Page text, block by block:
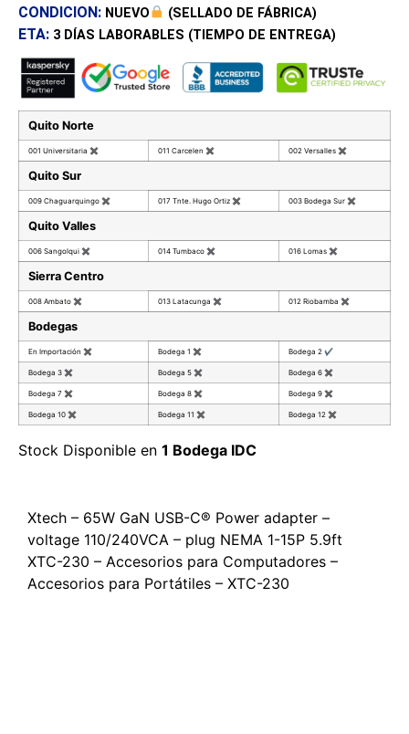
CONDICION: NUEVO (SELLADO DE FÁBRICA)
ETA: 3 DÍAS LABORABLES (TIEMPO DE ENTREGA)
Quito Norte
001 Universitaria ✖ 011 Carcelen ✖ 002 Versalles ✖
Quito Sur
009 Chaguarquingo ✖ 017 Tnte. Hugo Ortiz ✖ 003 Bodega Sur ✖
Quito Valles
006 Sangolqui ✖ 014 Tumbaco ✖ 016 Lomas ✖
Sierra Centro
008 Ambato ✖ 013 Latacunga ✖ 012 Riobamba ✖
Bodegas
En Importación ✖ Bodega 1 ✖ Bodega 2 ✔
Bodega 3 ✖ Bodega 5 ✖ Bodega 6 ✖
Bodega 7 ✖ Bodega 8 ✖ Bodega 9 ✖
Bodega 10 ✖ Bodega 11 ✖ Bodega 12 ✖
Stock Disponible en 1 Bodega IDC
Xtech – 65W GaN USB-C® Power adapter –
voltage 110/240VCA – plug NEMA 1-15P 5.9ft
XTC-230 – Accesorios para Computadores –
Accesorios para Portátiles – XTC-230